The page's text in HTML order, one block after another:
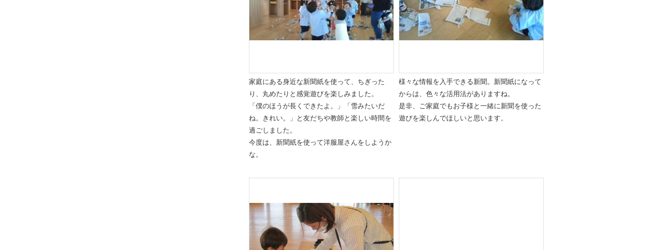
家庭にある身近な新聞紙を使って、ちぎった
り、丸めたりと感覚遊びを楽しみました。
「僕のほうが長くできたよ。」「雪みたいだ
ね。きれい。」と友だちや教師と楽しい時間を
過ごしました。
今度は、新聞紙を使って洋服屋さんをしようか
な。
様々な情報を入手できる新聞。新聞紙になって
からは、色々な活用法がありますね。
是非、ご家庭でもお子様と一緒に新聞を使った
遊びを楽しんでほしいと思います。